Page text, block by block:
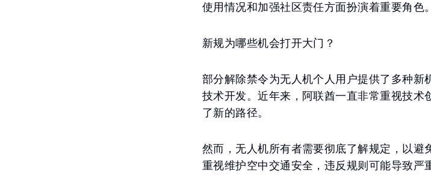
使用情况和加强社区责任方面扮演着重要角色。
新规为哪些机会打开大门？
部分解除禁令为无人机个人用户提供了多种新
技术开发。近年来，阿联酋一直非常重视技术
了新的路径。
然而，无人机所有者需要彻底了解规定，以避
重视维护空中交通安全，违反规则可能导致严